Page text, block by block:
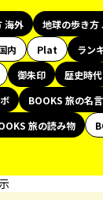
海外
地球の歩き方
内 Plat
ラン
御朱印 歴史時代
BOOKS 旅の名
旅の読み物